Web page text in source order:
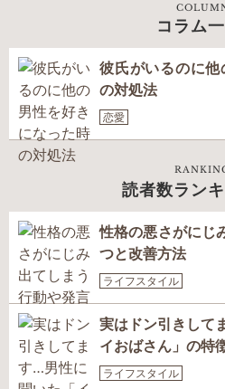
コラム
彼氏がいるのに
の対処法
恋愛
読者数ラン
性格の悪さがにじ
つと改善方法
ライフスタイル
実はドン引きして
イおばさん」の特
ライフスタイル